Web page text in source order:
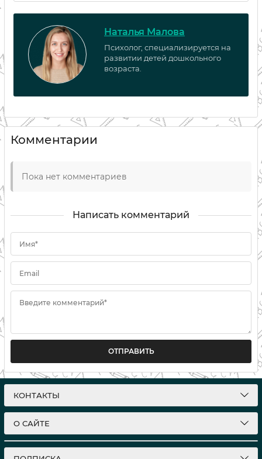
Наталья Малова
Психолог, специализируется на
развитии детей дошкольного
возраста.
Комментарии
Пока нет комментариев
Написать комментарий
Имя*
Email
Введите комментарий*
ОТПРАВИТЬ
КОНТАКТЫ
О САЙТЕ